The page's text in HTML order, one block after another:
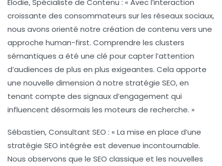
Élodie, Spécialiste de Contenu : « Avec l’interaction
croissante des consommateurs sur les réseaux sociaux,
nous avons orienté notre création de contenu vers une
approche human-first. Comprendre les clusters
sémantiques a été une clé pour capter l’attention
d’audiences de plus en plus exigeantes. Cela apporte
une nouvelle dimension à notre stratégie SEO, en
tenant compte des signaux d’engagement qui
influencent désormais les moteurs de recherche. »
Sébastien, Consultant SEO : « La mise en place d’une
stratégie SEO intégrée est devenue incontournable.
Nous observons que le SEO classique et les nouvelles